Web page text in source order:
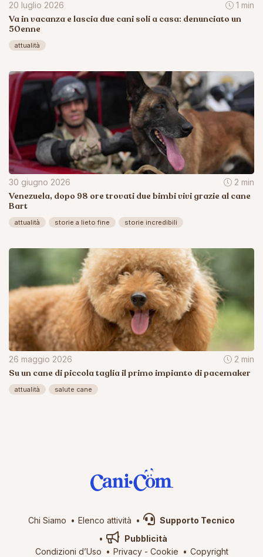
20 luglio 2026 1 min
Va in vacanza e lascia due cani soli a casa: denunciato un
50enne
attualità
30 giugno 2026 2 min
Venezuela, dopo 98 ore trovati due bimbi vivi grazie al cane
Bart
attualità storie a lieto fine storie incredibili
26 maggio 2026 2 min
Su un cane di piccola taglia il primo impianto di pacemaker
attualità salute cane
Chi Siamo Elenco attività
Supporto Tecnico
Pubblicità
Condizioni d’Uso
Privacy- Cookie Copyright